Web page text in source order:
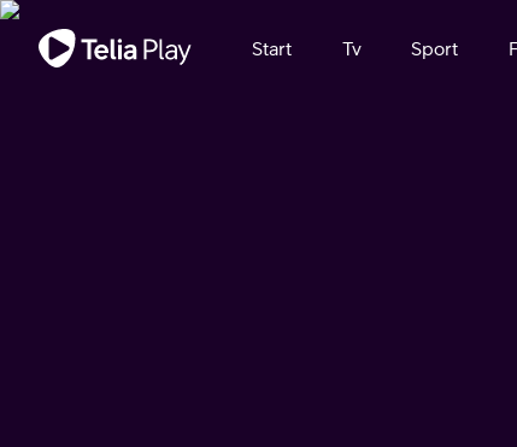
Viktigt meddelande
Start Tv Sport